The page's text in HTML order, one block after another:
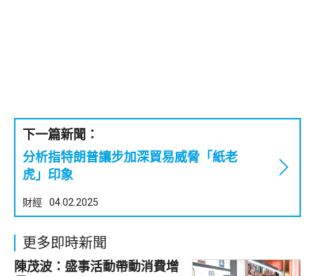
下一篇新聞：
分析指特朗普讓步加深貿易威脅「紙老
虎」印象
財經 04.02.2025
更多即時新聞
陳茂波：盛事活動帶動消費增